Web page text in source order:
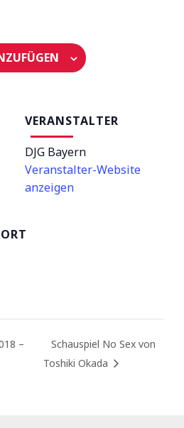
VERANSTALTER
DJG Bayern
Veranstalter-Website
anzeigen
–
Schauspiel No Sex von
Toshiki Okada